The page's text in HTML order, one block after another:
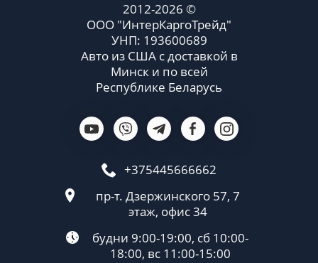
2012-2026 ©
ООО "ИнтерКаргоТрейд"
УНП: 193600689
Авто из США с доставкой в
Минск и по всей
Республике Беларусь
+375445666662
пр-т. Дзержинского 57, 7
этаж, офис 34
будни 9:00-19:00, сб 10:00-
18:00, вс 11:00-15:00